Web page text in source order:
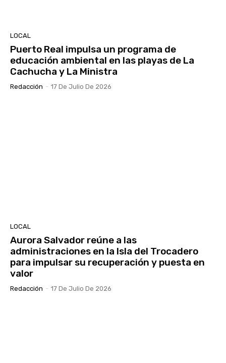
LOCAL
Puerto Real impulsa un programa de
educación ambiental en las playas de La
Cachucha y La Ministra
Redacción - 17 De Julio De 2026
LOCAL
Aurora Salvador reúne a las
administraciones en la Isla del Trocadero
para impulsar su recuperación y puesta en
valor
Redacción - 17 De Julio De 2026